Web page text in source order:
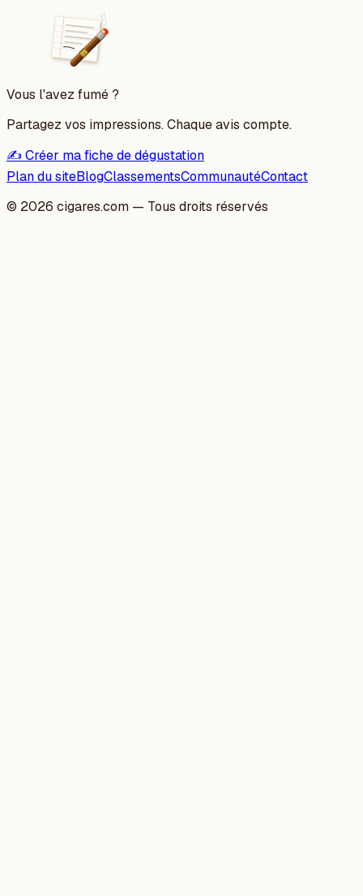
Vous l'avez fumé ?
Partagez vos impressions. Chaque avis compte.
✍️ Créer ma fiche de dégustation
Plan du siteBlogClassementsCommunautéContact
© 2026 cigares.com — Tous droits réservés